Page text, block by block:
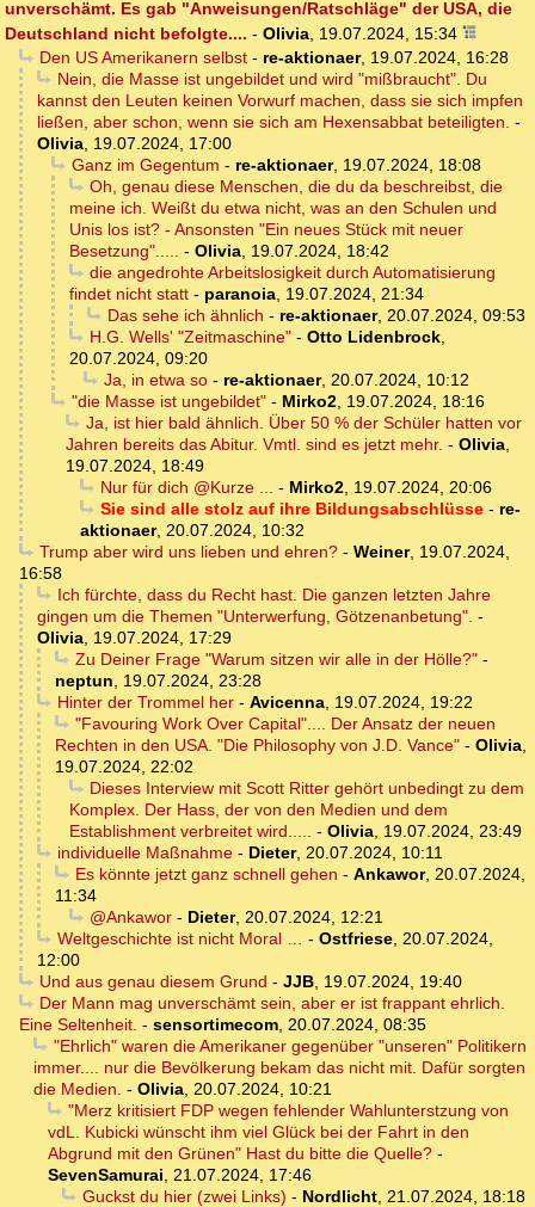
unverschämt. Es gab "Anweisungen/Ratschläge" der USA, die
Deutschland nicht befolgte.... - Olivia, 19.07.2024, 15:34
Den US Amerikanern selbst- re-aktionaer, 19.07.2024, 16:28
Nein, die Masse ist ungebildet und wird "mißbraucht". Du
kannst den Leuten keinen Vorwurf machen, dass sie sich impfen
ließen, aber schon, wenn sie sich am Hexensabbat beteiligten. -
Olivia, 19.07.2024, 17:00
Ganz im Gegentum - re-aktionaer, 19.07.2024, 18:08
Oh, genau diese Menschen, die du da beschreibst, die
meine ich. Weißt du etwa nicht, was an den Schulen und
Unis los ist? - Ansonsten "Ein neues Stück mit neuer
Besetzung"..... - Olivia, 19.07.2024, 18:42
die angedrohte Arbeitslosigkeit durch Automatisierung
findet nicht statt - paranoia, 19.07.2024, 21:34
Das sehe ich ähnlich - re-aktionaer, 20.07.2024, 09:53
H.G. Wells' "Zeitmaschine"- Otto Lidenbrock,
20.07.2024, 09:20
Ja, in etwa so- re-aktionaer, 20.07.2024, 10:12
"die Masse ist ungebildet"- Mirko2, 19.07.2024, 18:16
Ja, ist hier bald ähnlich. Über 50 % der Schüler hatten vor
Jahren bereits das Abitur. Vmtl. sind es jetzt mehr. - Olivia,
19.07.2024, 18:49
Nur für dich @Kurze ... - Mirko2, 19.07.2024, 20:06
Sie sind alle stolz auf ihre Bildungsabschlüsse- re-
aktionaer, 20.07.2024, 10:32
Trump aber wird uns lieben und ehren?- Weiner, 19.07.2024,
16:58
Ich fürchte, dass du Recht hast. Die ganzen letzten Jahre
gingen um die Themen "Unterwerfung, Götzenanbetung". -
Olivia, 19.07.2024, 17:29
Zu Deiner Frage "Warum sitzen wir alle in der Hölle?"-
neptun, 19.07.2024, 23:28
Hinter der Trommel her- Avicenna, 19.07.2024, 19:22
"Favouring Work Over Capital".... Der Ansatz der neuen
Rechten in den USA. "Die Philosophy von J.D. Vance" - Olivia,
19.07.2024, 22:02
Dieses Interview mit Scott Ritter gehört unbedingt zu dem
Komplex. Der Hass, der von den Medien und dem
Establishment verbreitet wird..... - Olivia, 19.07.2024, 23:49
individuelle Maßnahme- Dieter, 20.07.2024, 10:11
Es könnte jetzt ganz schnell gehen - Ankawor, 20.07.2024,
11:34
@Ankawor- Dieter, 20.07.2024, 12:21
Weltgeschichte ist nicht Moral … - Ostfriese, 20.07.2024,
12:00
Und aus genau diesem Grund - JJB, 19.07.2024, 19:40
Der Mann mag unverschämt sein, aber er ist frappant ehrlich.
Eine Seltenheit. - sensortimecom, 20.07.2024, 08:35
"Ehrlich" waren die Amerikaner gegenüber "unseren" Politikern
immer.... nur die Bevölkerung bekam das nicht mit. Dafür sorgten
die Medien. - Olivia, 20.07.2024, 10:21
"Merz kritisiert FDP wegen fehlender Wahlunterstzung von
vdL. Kubicki wünscht ihm viel Glück bei der Fahrt in den
Abgrund mit den Grünen" Hast du bitte die Quelle? -
SevenSamurai, 21.07.2024, 17:46
Guckst du hier (zwei Links) - Nordlicht, 21.07.2024, 18:18